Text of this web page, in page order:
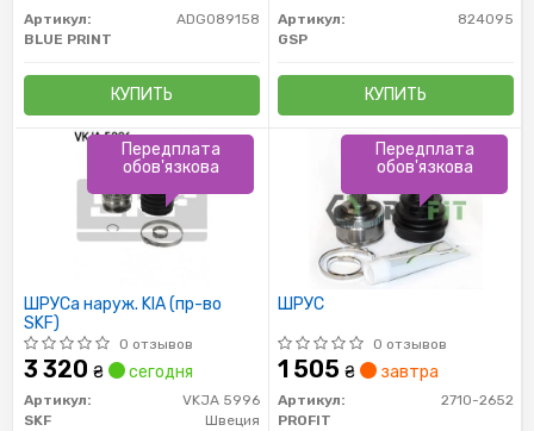
Артикул:
ADG089158
BLUE PRINT
КУПИТЬ
Артикул:
824095
GSP
КУПИТЬ
ШРУСа наруж. KIA (пр-во
SKF)
0 отзывов
3 320 ₴ сегодня
Артикул:
VKJA 5996
SKF
Швеция
Передплата
обов'язкова
ШРУС
0 отзывов
1 505 ₴ завтра
Артикул:
2710-2652
PROFIT
Передплата
обов'язкова